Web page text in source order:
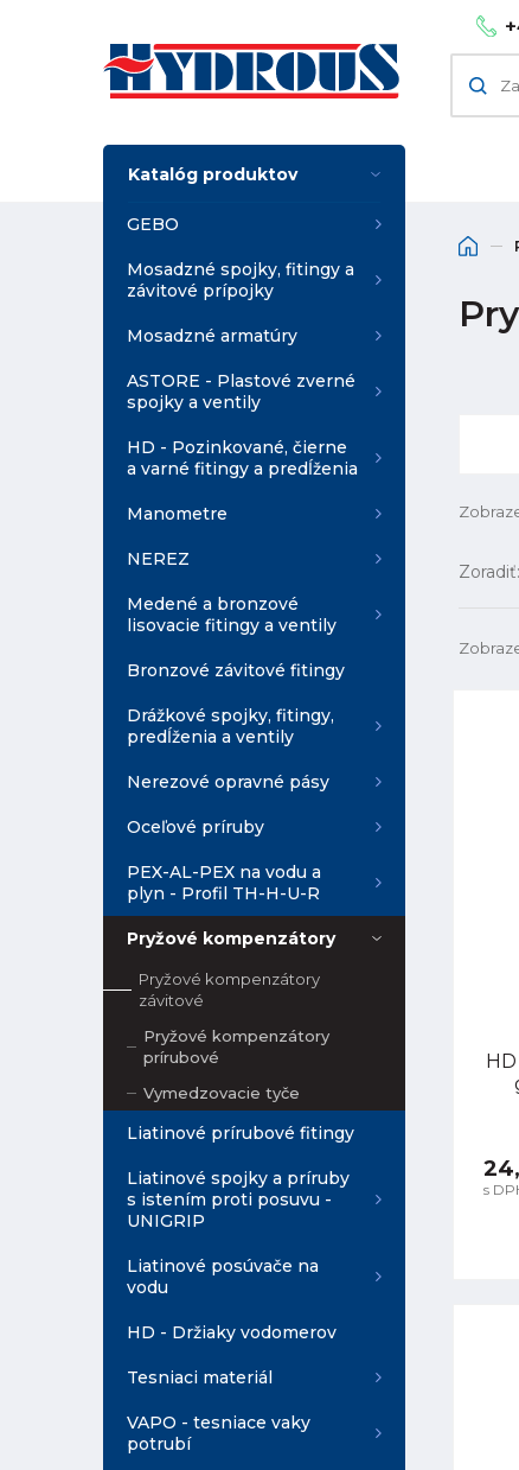
Katalóg produktov
GEBO
Mosadzné spojky, fitingy a
závitové prípojky
Mosadzné armatúry
ASTORE - Plastové zverné
spojky a ventily
HD - Pozinkované, čierne
a varné fitingy a predĺženia
Manometre
NEREZ
Medené a bronzové
lisovacie fitingy a ventily
Bronzové závitové fitingy
Drážkové spojky, fitingy,
predĺženia a ventily
Nerezové opravné pásy
Oceľové príruby
PEX-AL-PEX na vodu a
plyn - Profil TH-H-U-R
Pryžové kompenzátory
Pryžové kompenzátory
závitové
Pryžové kompenzátory
prírubové
Vymedzovacie tyče
Liatinové prírubové fitingy
Liatinové spojky a príruby
s istením proti posuvu -
UNIGRIP
Liatinové posúvače na
vodu
HD - Držiaky vodomerov
Tesniaci materiál
VAPO - tesniace vaky
potrubí
Zoradiť:
s